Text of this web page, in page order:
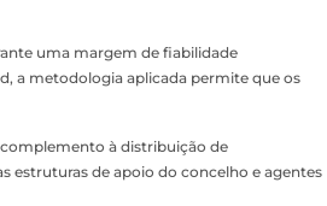
uma margem de fiabilidade
a metodologia aplicada permite que os
à distribuição de
estruturas de apoio do concelho e agentes